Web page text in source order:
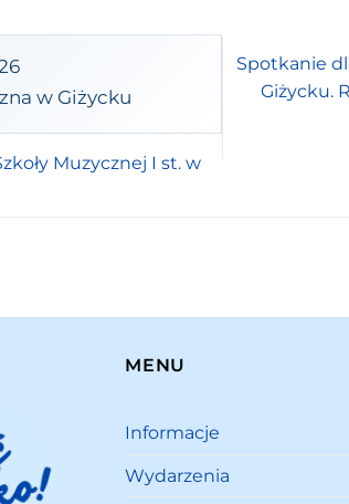
w Giżycku
Muzycznej I st. w
Spotkanie
Giżycku.
MENU
Informacje
Wydarzenia